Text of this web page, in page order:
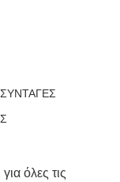
όλες τις